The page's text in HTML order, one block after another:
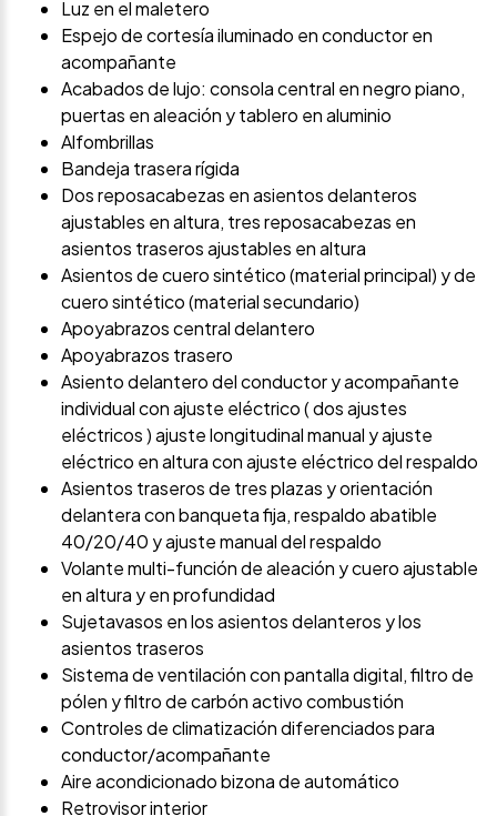
Luz en el maletero
Espejo de cortesía iluminado en conductor en
acompañante
Acabados de lujo: consola central en negro piano,
puertas en aleación y tablero en aluminio
Alfombrillas
Bandeja trasera rígida
Dos reposacabezas en asientos delanteros
ajustables en altura, tres reposacabezas en
asientos traseros ajustables en altura
Asientos de cuero sintético (material principal) y de
cuero sintético (material secundario)
Apoyabrazos central delantero
Apoyabrazos trasero
Asiento delantero del conductor y acompañante
individual con ajuste eléctrico ( dos ajustes
eléctricos ) ajuste longitudinal manual y ajuste
eléctrico en altura con ajuste eléctrico del respaldo
Asientos traseros de tres plazas y orientación
delantera con banqueta fija, respaldo abatible
40/20/40 y ajuste manual del respaldo
Volante multi-función de aleación y cuero ajustable
en altura y en profundidad
Sujetavasos en los asientos delanteros y los
asientos traseros
Sistema de ventilación con pantalla digital, filtro de
pólen y filtro de carbón activo combustión
Controles de climatización diferenciados para
conductor/acompañante
Aire acondicionado bizona de automático
Retrovisor interior